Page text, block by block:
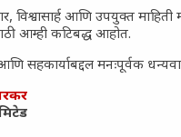
नवीन आव्हाने आणि संधी
संपूर्ण भारतातील शेतकऱ्यांना
पार्टी’ची वेबसाईट अचानक
पेमेंट डिफॉल्ट प्रकरण – Kris
विश्वासार्ह आणि उपयुक्त माहिती
आम्ही कटिबद्ध आहोत.
सहकार्याबद्दल मनःपूर्वक